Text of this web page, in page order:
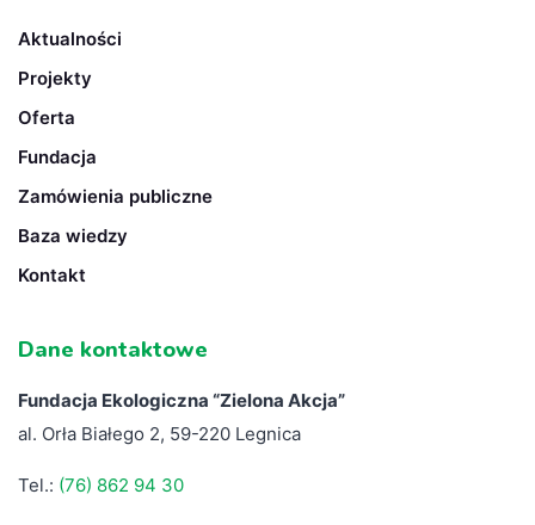
Aktualności
Projekty
Oferta
Fundacja
Zamówienia publiczne
Baza wiedzy
Kontakt
Dane kontaktowe
Fundacja Ekologiczna “Zielona Akcja”
al. Orła Białego 2, 59-220 Legnica
Tel.: (76) 862 94 30